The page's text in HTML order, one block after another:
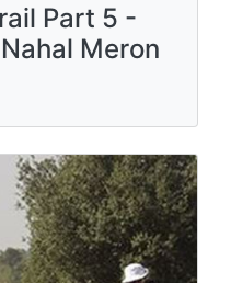
Part 5 -
Meron